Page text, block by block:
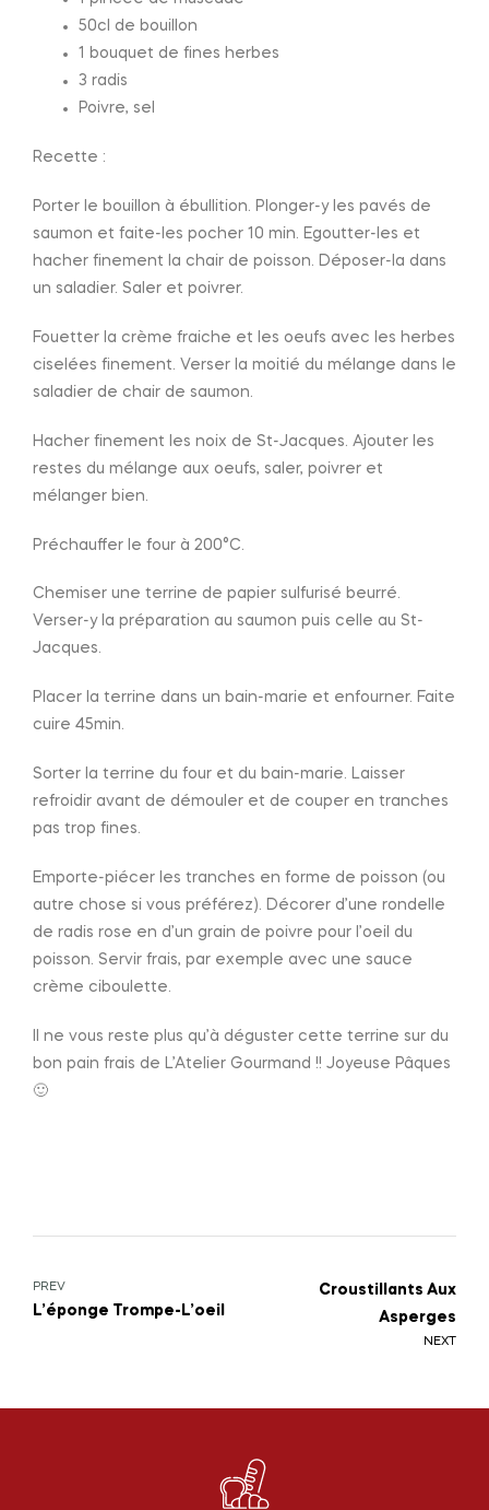
50cl de bouillon
1 bouquet de fines herbes
3 radis
Poivre, sel
Recette :
Porter le bouillon à ébullition. Plonger-y les pavés de
saumon et faite-les pocher 10 min. Egoutter-les et
hacher finement la chair de poisson. Déposer-la dans
un saladier. Saler et poivrer.
Fouetter la crème fraiche et les oeufs avec les herbes
ciselées finement. Verser la moitié du mélange dans le
saladier de chair de saumon.
Hacher finement les noix de St-Jacques. Ajouter les
restes du mélange aux oeufs, saler, poivrer et
mélanger bien.
Préchauffer le four à 200°C.
Chemiser une terrine de papier sulfurisé beurré.
Verser-y la préparation au saumon puis celle au St-
Jacques.
Placer la terrine dans un bain-marie et enfourner. Faite
cuire 45min.
Sorter la terrine du four et du bain-marie. Laisser
refroidir avant de démouler et de couper en tranches
pas trop fines.
Emporte-piécer les tranches en forme de poisson (ou
autre chose si vous préférez). Décorer d’une rondelle
de radis rose en d’un grain de poivre pour l’oeil du
poisson. Servir frais, par exemple avec une sauce
crème ciboulette.
Il ne vous reste plus qu’à déguster cette terrine sur du
bon pain frais de L’Atelier Gourmand !! Joyeuse Pâques
🙂
PREV
L’éponge Trompe-L’oeil
NEXT
Croustillants Aux
Asperges